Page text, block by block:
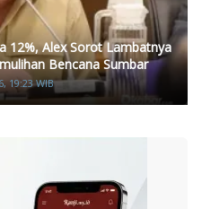
12%, Alex Sorot Lambatnya
Bencana Sumbar
19:23 WIB